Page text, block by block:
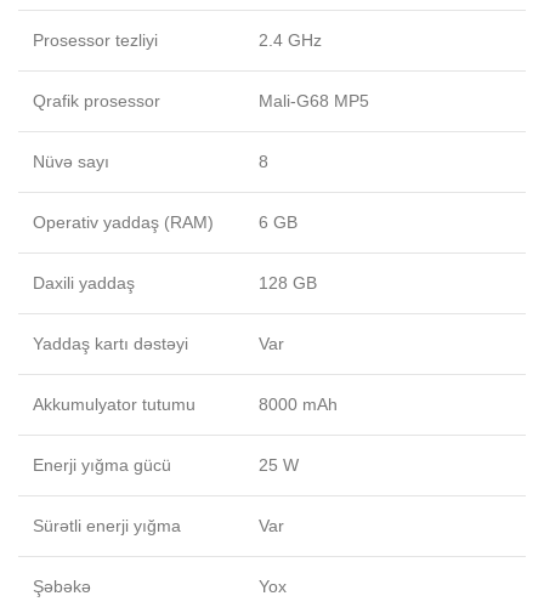
Prosessor tezliyi 2.4 GHz
Qrafik prosessor Mali-G68 MP5
Nüvə sayı 8
Operativ yaddaş (RAM) 6 GB
Daxili yaddaş 128 GB
Yaddaş kartı dəstəyi Var
Akkumulyator tutumu 8000 mAh
Enerji yığma gücü 25 W
Sürətli enerji yığma Var
Şəbəkə Yox